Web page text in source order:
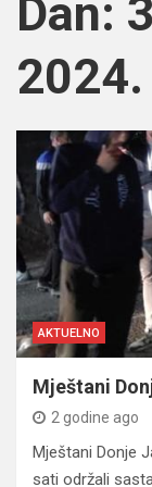
Dan:
2024.
AKTUELNO
Mještani
2 godine ago
Mještani Donje
sati održali